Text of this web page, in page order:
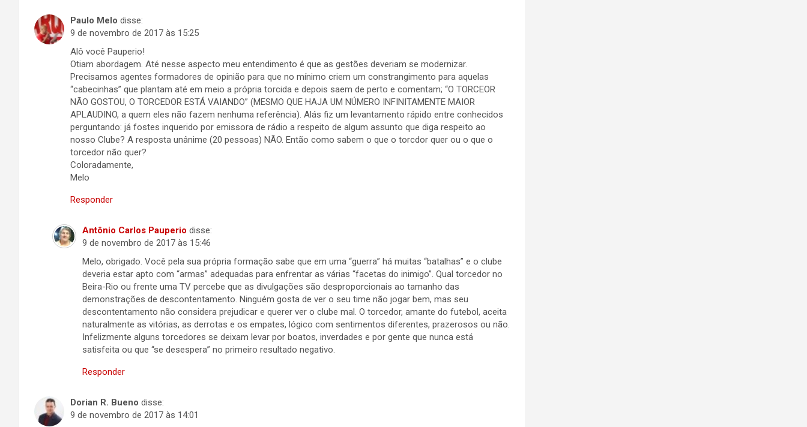
Paulo Melo disse:
9 de novembro de 2017 às 15:25
Alô você Pauperio!
Otiam abordagem. Até nesse aspecto meu entendimento é que as gestões deveriam se modernizar.
Precisamos agentes formadores de opinião para que no mínimo criem um constrangimento para aquelas
“cabecinhas” que plantam até em meio a própria torcida e depois saem de perto e comentam; “O TORCEOR
NÃO GOSTOU, O TORCEDOR ESTÁ VAIANDO” (MESMO QUE HAJA UM NÚMERO INFINITAMENTE MAIOR
APLAUDINO, a quem eles não fazem nenhuma referência). Alás fiz um levantamento rápido entre conhecidos
perguntando: já fostes inquerido por emissora de rádio a respeito de algum assunto que diga respeito ao
nosso Clube? A resposta unânime (20 pessoas) NÃO. Então como sabem o que o torcdor quer ou o que o
torcedor não quer?
Coloradamente,
Melo
Responder
Antônio Carlos Pauperio disse:
9 de novembro de 2017 às 15:46
Melo, obrigado. Você pela sua própria formação sabe que em uma “guerra” há muitas “batalhas” e o clube
deveria estar apto com “armas” adequadas para enfrentar as várias “facetas do inimigo”. Qual torcedor no
Beira-Rio ou frente uma TV percebe que as divulgações são desproporcionais ao tamanho das
demonstrações de descontentamento. Ninguém gosta de ver o seu time não jogar bem, mas seu
descontentamento não considera prejudicar e querer ver o clube mal. O torcedor, amante do futebol, aceita
naturalmente as vitórias, as derrotas e os empates, lógico com sentimentos diferentes, prazerosos ou não.
Infelizmente alguns torcedores se deixam levar por boatos, inverdades e por gente que nunca está
satisfeita ou que “se desespera” no primeiro resultado negativo.
Responder
Dorian R. Bueno disse:
9 de novembro de 2017 às 14:01